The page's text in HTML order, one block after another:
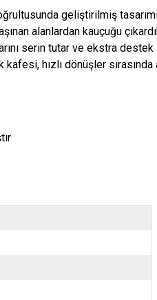
geliştirilmiş
alanlardan kauçuğu
serin tutar ve ekstra destek
kafesi, hızlı dönüşler sırasında